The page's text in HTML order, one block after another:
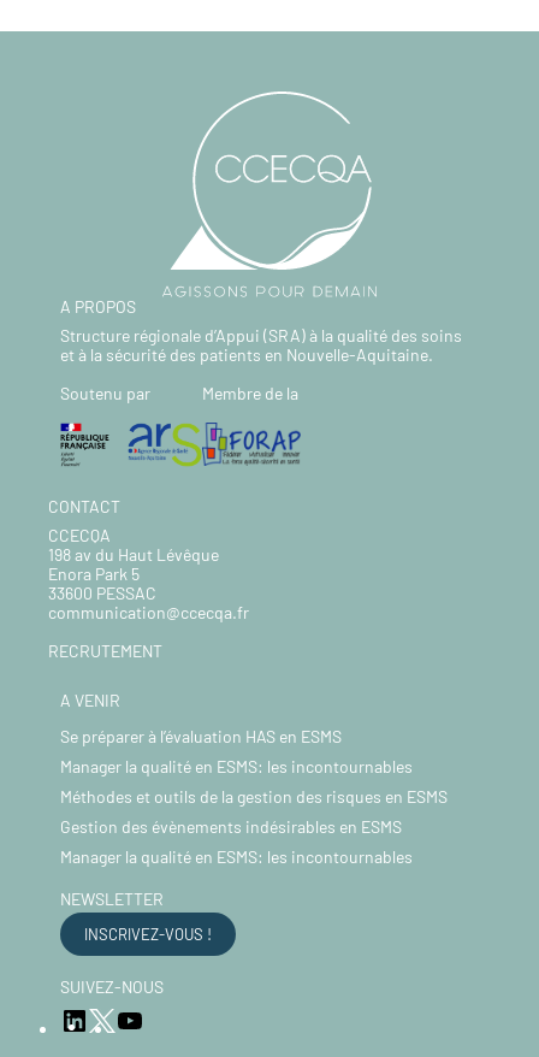
A PROPOS
Structure régionale d’Appui (SRA) à la qualité des soins
et à la sécurité des patients en Nouvelle-Aquitaine.
Soutenu par
Membre de la
CONTACT
CCECQA
198 av du Haut Lévêque
Enora Park 5
33600 PESSAC
communication@ccecqa.fr
RECRUTEMENT
A VENIR
Se préparer à l’évaluation HAS en ESMS
Manager la qualité en ESMS: les incontournables
Méthodes et outils de la gestion des risques en ESMS
Gestion des évènements indésirables en ESMS
Manager la qualité en ESMS: les incontournables
NEWSLETTER
INSCRIVEZ-VOUS !
SUIVEZ-NOUS
LinkedIn
Twitter